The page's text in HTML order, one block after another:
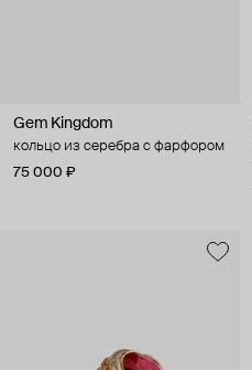
Gem Kingdom
кольцо из серебра с фарфором
75 000 ₽